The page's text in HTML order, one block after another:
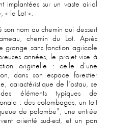
implantées sur un vaste airial
« le Lot ».
son nom au chemin qui dessert
chemin du Lot. Après
grange sans fonction agricole
années, le projet vise à
originelle : celle d’une
dans son espace forestier
caractéristique de l'ostau, se
éléments typiques de
: des colombages, un toit
de palombe", une entrée
orienté sud-est, et un pan